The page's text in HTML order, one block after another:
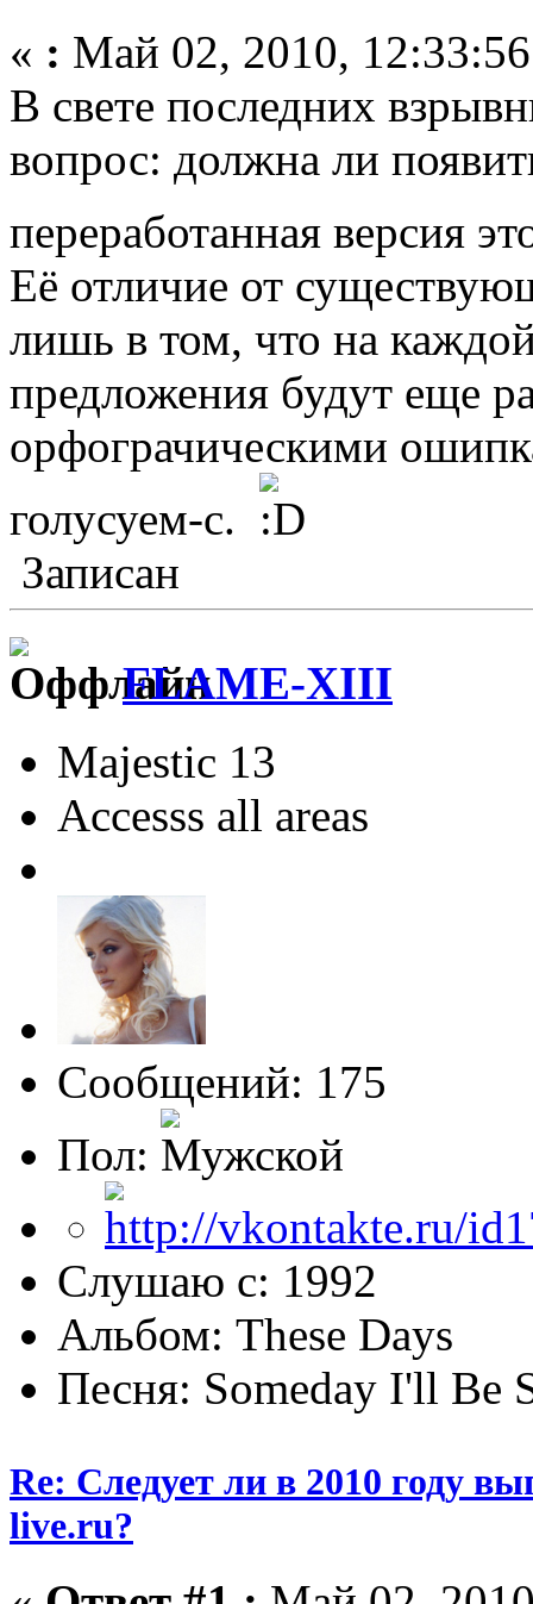
« : Май 02, 2010,
В свете последних
вопрос: должна ли
переработанная версия
Её отличие от
лишь в том, что на
предложения будут еще
орфограчическими
голусуем-с.
Записан
FLAME-XIII
Majestic 13
Accesss all areas
Сообщений: 175
Пол:
Слушаю с: 1992
Альбом: These Days
Песня: Someday I'll Be
Re: Следует ли в 2010 году
live.ru?